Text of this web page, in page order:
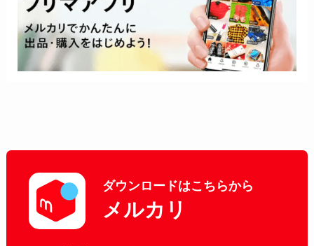
ダウンロードはこちらから
メルカリ